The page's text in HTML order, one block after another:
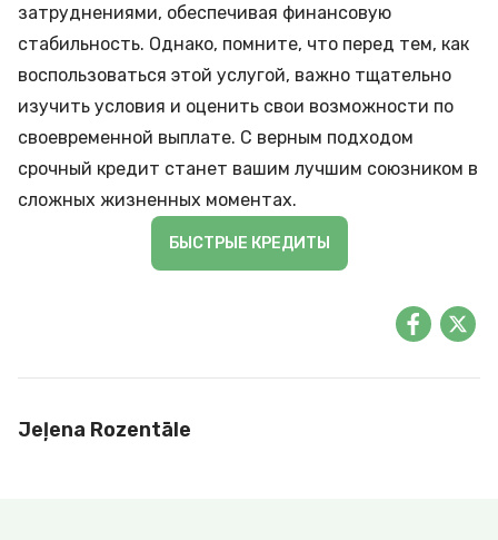
затруднениями, обеспечивая финансовую
стабильность. Однако, помните, что перед тем, как
воспользоваться этой услугой, важно тщательно
изучить условия и оценить свои возможности по
своевременной выплате. С верным подходом
срочный кредит станет вашим лучшим союзником в
сложных жизненных моментах.
БЫСТРЫЕ КРЕДИТЫ
Jeļena Rozentāle